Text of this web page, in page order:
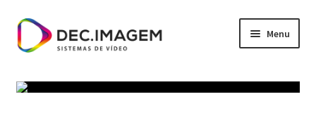
Ir
para
navegação
Saltar
para
conteúdo
Menu